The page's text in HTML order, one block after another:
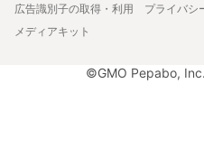
広告識別子の取得・利用
プライバシ
メディアキット
©GMO Pepabo,